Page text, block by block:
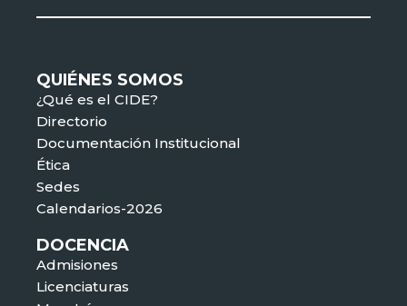
QUIÉNES SOMOS
¿Qué es el CIDE?
Directorio
Documentación Institucional
Ética
Sedes
Calendarios-2026
DOCENCIA
Admisiones
Licenciaturas